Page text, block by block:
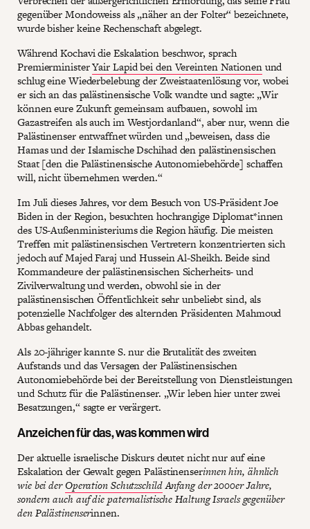
gegenüber Mondoweiss als „näher an der Folter“ bezeichnete,
wurde bisher keine Rechenschaft abgelegt.
Während Kochavi die Eskalation beschwor, sprach
PremierministerYair Lapid bei den Vereinten Nationenund
schlug eine Wiederbelebung der Zweistaatenlösung vor, wobei
er sich an das palästinensische Volk wandte und sagte: „Wir
können eure Zukunft gemeinsam aufbauen, sowohl im
Gazastreifen als auch im Westjordanland“, aber nur, wenn die
Palästinenser entwaffnet würden und „beweisen, dass die
Hamas und der Islamische Dschihad den palästinensischen
Staat [den die Palästinensische Autonomiebehörde] schaffen
will, nicht übernehmen werden.“
Im Juli dieses Jahres, vor dem Besuch von US-Präsident Joe
Biden in der Region, besuchten hochrangige Diplomat*innen
des US-Außenministeriums die Region häufig. Die meisten
Treffen mit palästinensischen Vertretern konzentrierten sich
jedoch auf Majed Faraj und Hussein Al-Sheikh. Beide sind
Kommandeure der palästinensischen Sicherheits- und
Zivilverwaltung und werden, obwohl sie in der
palästinensischen Öffentlichkeit sehr unbeliebt sind, als
potenzielle Nachfolger des alternden Präsidenten Mahmoud
Abbas gehandelt.
Als 20-jähriger kannte S. nur die Brutalität des zweiten
Aufstands und das Versagen der Palästinensischen
Autonomiebehörde bei der Bereitstellung von Dienstleistungen
und Schutz für die Palästinenser. „Wir leben hier unter zwei
Besatzungen,“ sagte er verärgert.
Anzeichen für das, was kommen wird
Der aktuelle israelische Diskurs deutet nicht nur auf eine
Eskalation der Gewalt gegen Palästinenserinnen hin, ähnlich
wie bei derOperation SchutzschildAnfang der 2000er Jahre,
sondern auch auf die paternalistische Haltung Israels gegenüber
den Palästinenserinnen.